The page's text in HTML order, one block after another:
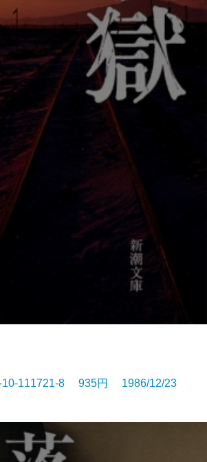
111721-8 935円 1986/12/23